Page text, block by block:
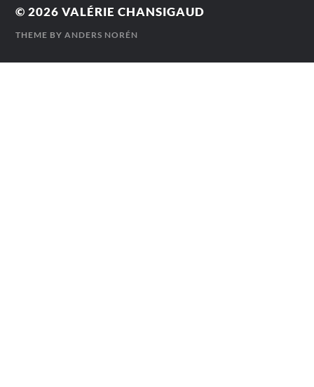
© 2026VALÉRIE CHANSIGAUD
THEME BYANDERS NORÉN